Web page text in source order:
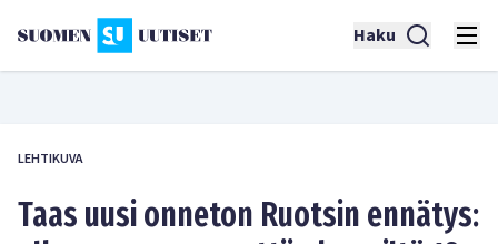
Haku
LEHTIKUVA
Taas uusi onneton Ruotsin ennätys: